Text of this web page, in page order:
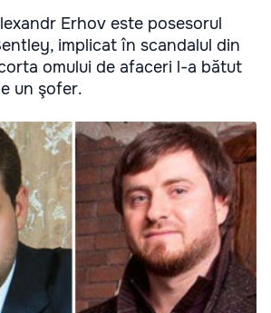
Erhov este posesorul
implicat în scandalul din
omului de afaceri l-a bătut
un şofer.